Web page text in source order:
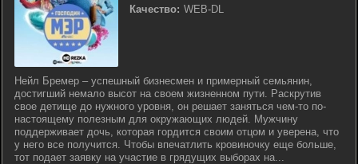
Качество: WEB-DL
Нейл Бремер – успешный бизнесмен и примерный семьянин,
достигший немало высот на своем жизненном пути. Раскрутив
свое детище до нужного уровня, он решает заняться чем-то по-
настоящему полезным для окружающих людей. Мужчину
поддерживает дочь, которая гордится своим отцом и уверена, что
у него все получится. Чтобы впечатлить кровиночку еще больше,
тот подает заявку на участие в грядущих выборах на...